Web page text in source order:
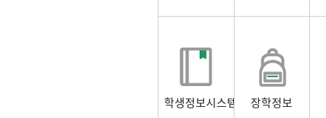
학생정보시스템 장학정보